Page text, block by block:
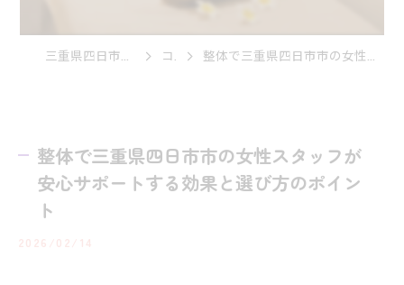
三重県四日市市の整体なら美姿勢スター コラム 整体で三重県四日市市の女性スタッフが安心サポートする効果と選び方のポイント
整体で三重県四日市市の女性スタッフが
安心サポートする効果と選び方のポイン
ト
2026/02/14